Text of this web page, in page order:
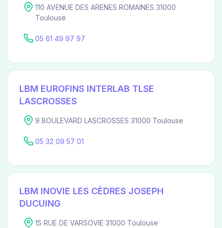
110 AVENUE DES ARENES ROMAINES 31000
Toulouse
05 61 49 97 97
LBM EUROFINS INTERLAB TLSE
LASCROSSES
9 BOULEVARD LASCROSSES 31000 Toulouse
05 32 09 57 01
LBM INOVIE LES CÈDRES JOSEPH
DUCUING
15 RUE DE VARSOVIE 31000 Toulouse